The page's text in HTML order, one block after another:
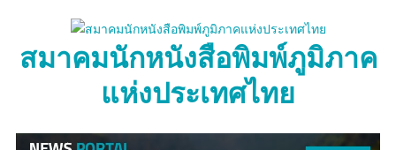
contentสมาคมนักหนังสือพิมพ์ภูมิภาค
แห่งประเทศไทย